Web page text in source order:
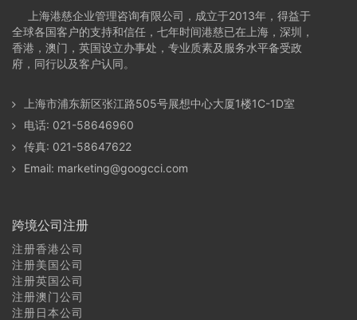
巴林商标注册常见问题
科威特商标注册常见问题
阿拉伯联合酋长国（阿联酋）商标注册常见问题
也门商标注册常见问题
格鲁吉亚商标注册常见问题
亚美尼亚商标注册常见问题
上海港慈企业管理咨询有限公司，成立于2013年，得益于
全球各国客户的支持和信任，七年时间港慈已在上海，深圳，
香港，澳门，英国设立办事处，专业质素及服务水平备受政
府，同行以及客户认同。
上海市浦东新区张江路505号展想中心大厦1楼1C-1D室
电话: 021-58646960
传真: 021-58647622
Email: marketing@googcci.com
跨境公司注册
注册香港公司
注册美国公司
注册英国公司
注册澳门公司
注册日本公司